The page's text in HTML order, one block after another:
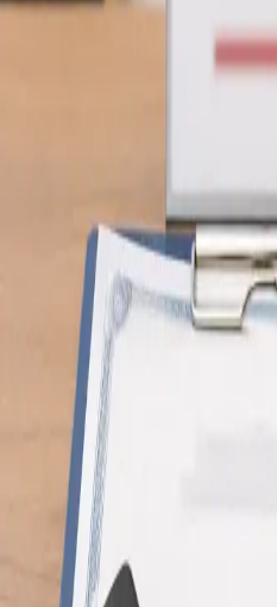
Saiba mais:Revisão de
Consulta de Saúde do
Vai viajar para o estrangeiro?
na Ordem dos Médicos,
aconselham vacinação e
Marque já.
A partir de